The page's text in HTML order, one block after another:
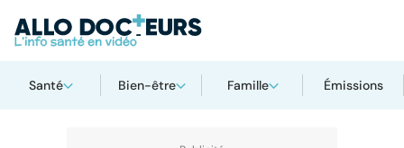
Santé Bien-être Famille Émissions